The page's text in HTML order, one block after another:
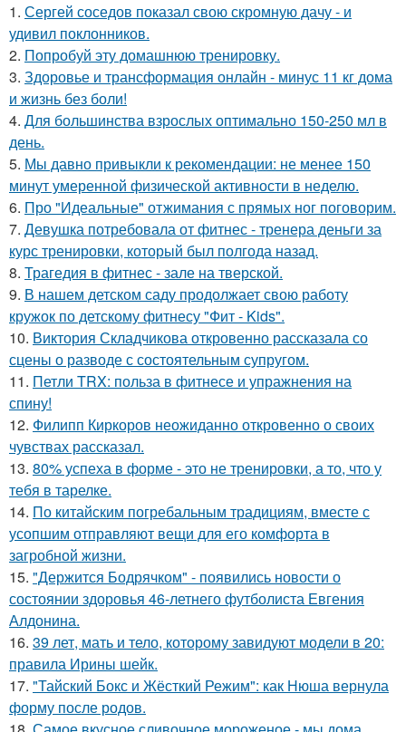
1. Сергей соседов показал свою скромную дачу - и
удивил поклонников.
2. Попробуй эту домашнюю тренировку.
3. Здоровье и трансформация онлайн - минус 11 кг дома
и жизнь без боли!
4. Для большинства взрослых оптимально 150-250 мл в
день.
5. Мы давно привыкли к рекомендации: не менее 150
минут умеренной физической активности в неделю.
6. Про "Идеальные" отжимания с прямых ног поговорим.
7. Девушка потребовала от фитнес - тренера деньги за
курс тренировки, который был полгода назад.
8. Трагедия в фитнес - зале на тверской.
9. В нашем детском саду продолжает свою работу
кружок по детскому фитнесу "Фит - Kids".
10. Виктория Складчикова откровенно рассказала со
сцены о разводе с состоятельным супругом.
11. Петли TRX: польза в фитнесе и упражнения на
спину!
12. Филипп Киркоров неожиданно откровенно о своих
чувствах рассказал.
13. 80% успеха в форме - это не тренировки, а то, что у
тебя в тарелке.
14. По китайским погребальным традициям, вместе с
усопшим отправляют вещи для его комфорта в
загробной жизни.
15. "Держится Бодрячком" - появились новости о
состоянии здоровья 46-летнего футболиста Евгения
Алдонина.
16. 39 лет, мать и тело, которому завидуют модели в 20:
правила Ирины шейк.
17. "Тайский Бокс и Жёсткий Режим": как Нюша вернула
форму после родов.